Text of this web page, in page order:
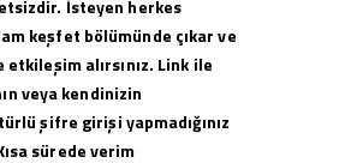
İsteyen herkes
keşfet bölümünde çıkar ve
etkileşim alırsınız. Link ile
veya kendinizin
şifre girişi yapmadığınız
sürede verim